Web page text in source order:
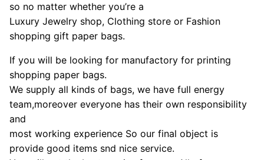
so no matter whether you’re a
Luxury Jewelry shop, Clothing store or Fashion
shopping gift paper bags.
If you will be looking for manufactory for printing
shopping paper bags.
We supply all kinds of bags, we have full energy
team,moreover everyone has their own responsibility
and
most working experience So our final object is
provide good items snd nice service.